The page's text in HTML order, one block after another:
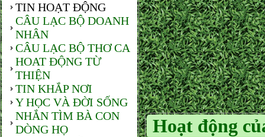
TIN HOẠT ĐỘNG
CÂU LẠC BỘ DOANH
NHÂN
CÂU LẠC BỘ THƠ CA
HOAT ĐỘNG TỪ
THIỆN
TIN KHẮP NƠI
Y HỌC VÀ ĐỜI SỐNG
NHẮN TÌM BÀ CON
DÒNG HỌ
Hoạt động